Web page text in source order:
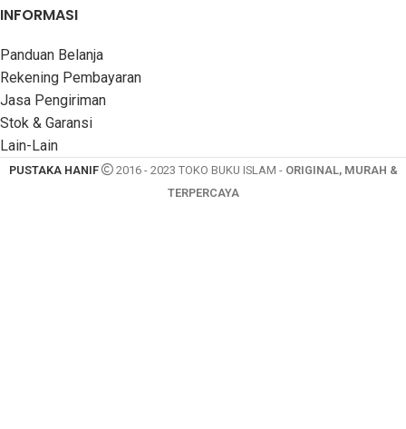
INFORMASI
Panduan Belanja
Rekening Pembayaran
Jasa Pengiriman
Stok & Garansi
Lain-Lain
PUSTAKA HANIF 2016 - 2023 TOKO BUKU ISLAM - ORIGINAL, MURAH &
TERPERCAYA